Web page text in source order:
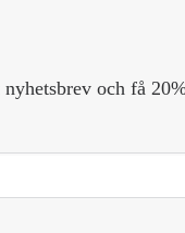
och få